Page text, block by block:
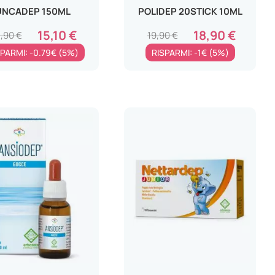
150ML
15,10 €
€
-0.79€ (5%)
POLIDEP 20STICK 10ML
18,90 €
19,90 €
RISPARMI: -1€ (5%)